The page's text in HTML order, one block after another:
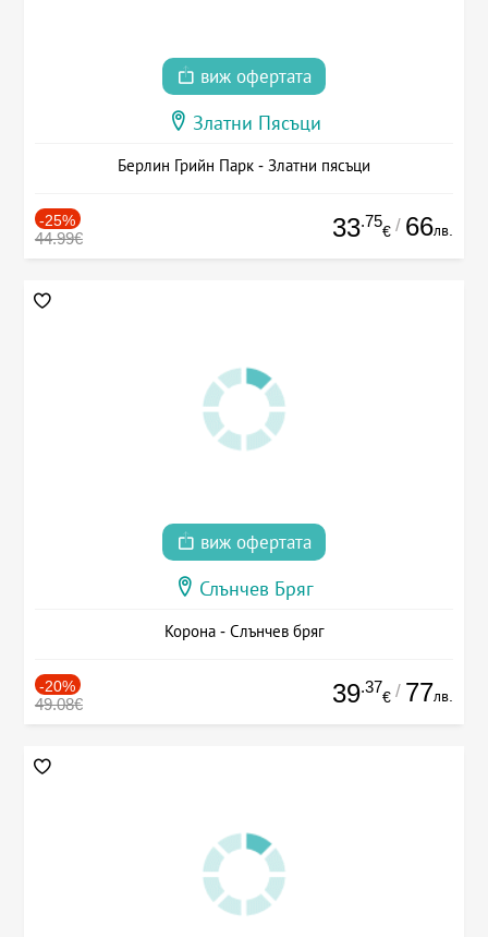
виж офертата
Златни Пясъци
Берлин Грийн Парк - Златни пясъци
-25%
44.99€ 33.75
€ / 66лв.
виж офертата
Слънчев Бряг
Корона - Слънчев бряг
-20%
49.08€ 39.37
€ / 77лв.